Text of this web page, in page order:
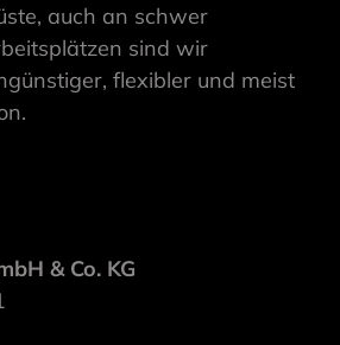
auch an schwer
sind wir
flexibler und meist
& Co. KG